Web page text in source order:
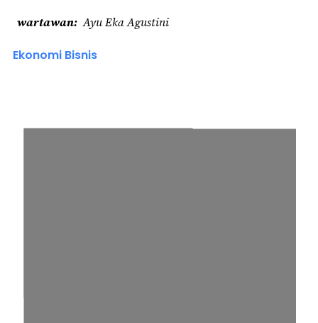
wartawan Ayu Eka Agustini
Ekonomi Bisnis